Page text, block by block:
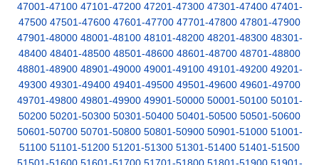
47001-47100 47101-47200 47201-47300 47301-47400 47401-
47500 47501-47600 47601-47700 47701-47800 47801-47900
47901-48000 48001-48100 48101-48200 48201-48300 48301-
48400 48401-48500 48501-48600 48601-48700 48701-48800
48801-48900 48901-49000 49001-49100 49101-49200 49201-
49300 49301-49400 49401-49500 49501-49600 49601-49700
49701-49800 49801-49900 49901-50000 50001-50100 50101-
50200 50201-50300 50301-50400 50401-50500 50501-50600
50601-50700 50701-50800 50801-50900 50901-51000 51001-
51100 51101-51200 51201-51300 51301-51400 51401-51500